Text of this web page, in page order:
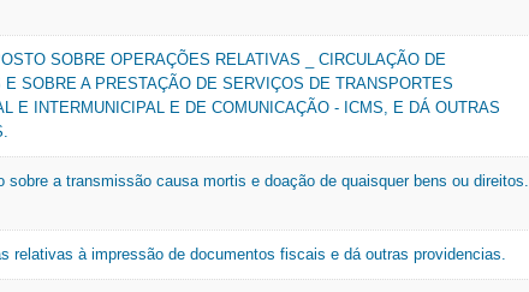
SOBRE OPERAÇÕES RELATIVAS _ CIRCULAÇÃO DE
E SOBRE A PRESTAÇÃO DE SERVIÇOS DE TRANSPORTES
E INTERMUNICIPAL E DE COMUNICAÇÃO - ICMS, E DÁ OUTRAS
sobre a transmissão causa mortis e doação de quaisquer bens ou direitos.
relativas à impressão de documentos fiscais e dá outras providencias.